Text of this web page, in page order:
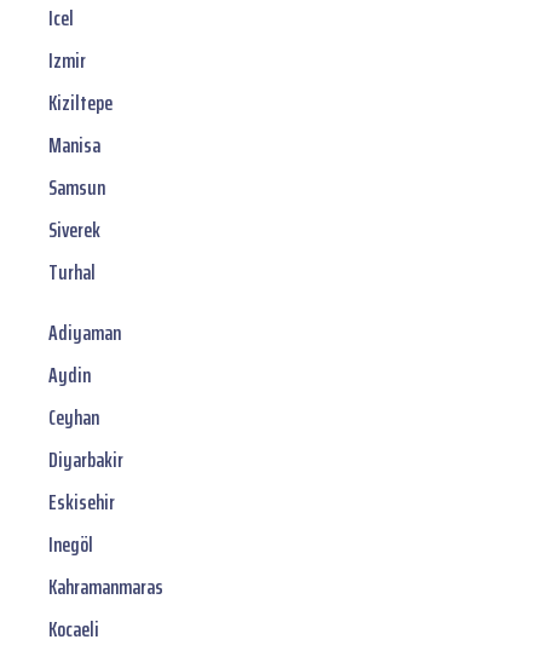
Icel
Izmir
Kiziltepe
Manisa
Samsun
Siverek
Turhal
Adiyaman
Aydin
Ceyhan
Diyarbakir
Eskisehir
Inegöl
Kahramanmaras
Kocaeli